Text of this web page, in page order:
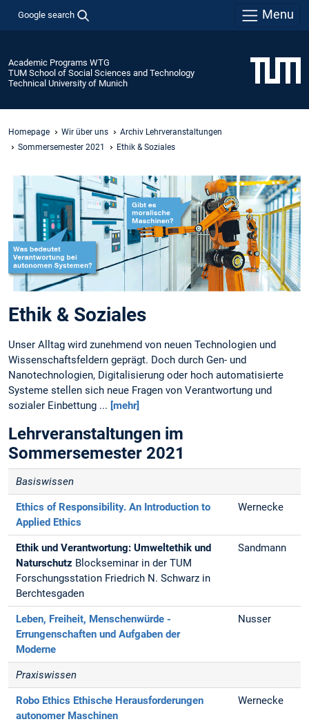
Google search Menu
Academic Programs WTG
TUM School of Social Sciences and Technology
Technical University of Munich
Homepage Wir über uns
Archiv Lehrveranstaltungen
Sommersemester 2021
Ethik & Soziales
Ethik & Soziales
Unser Alltag wird zunehmend von neuen Technologien und
Wissenschaftsfeldern geprägt. Doch durch Gen- und
Nanotechnologien, Digitalisierung oder hoch automatisierte
Systeme stellen sich neue Fragen von Verantwortung und
sozialer Einbettung ... [mehr]
Lehrveranstaltungen im
Sommersemester 2021
Basiswissen
Ethics of Responsibility. An Introduction to
Applied Ethics
Wernecke
Ethik und Verantwortung: Umweltethik und
Naturschutz Blockseminar in der TUM
Forschungsstation Friedrich N. Schwarz in
Berchtesgaden
Sandmann
Leben, Freiheit, Menschenwürde -
Errungenschaften und Aufgaben der
Moderne
Nusser
Praxiswissen
Robo Ethics Ethische Herausforderungen
autonomer Maschinen
Wernecke